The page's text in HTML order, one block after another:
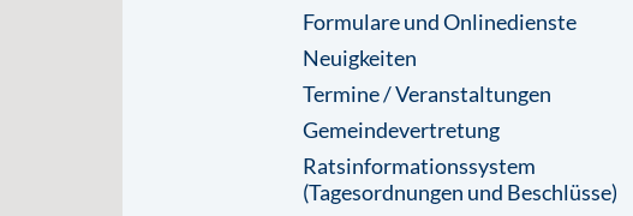
Formulare und Onlinedienste
Neuigkeiten
Termine / Veranstaltungen
Gemeindevertretung
Ratsinformationssystem
(Tagesordnungen und Beschlüsse)